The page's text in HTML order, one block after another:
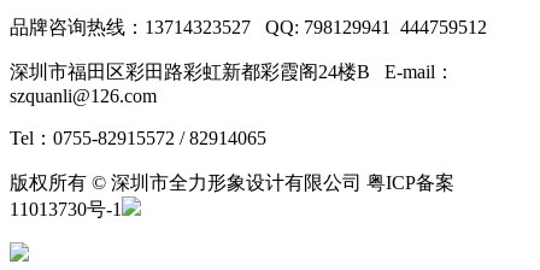
品牌咨询热线：13714323527 QQ: 798129941 444759512
深圳市福田区彩田路彩虹新都彩霞阁24楼B E-mail：
szquanli@126.com
Tel：0755-82915572 / 82914065
版权所有 © 深圳市全力形象设计有限公司 粤ICP备案
11013730号-1